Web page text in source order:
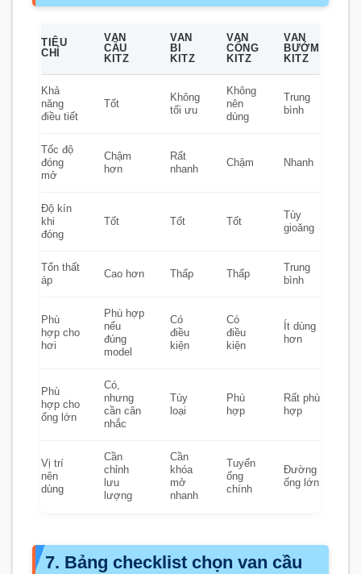
TIÊU
CHÍ
VAN
CẦU
KITZ
VAN
BI
KITZ
VAN
CỔNG
KITZ
VAN
BƯỚM
KITZ
Khả
năng
điều tiết
Tốt
Không
tối ưu
Không
nên
dùng
Trung
bình
Tốc độ
đóng
mở
Chậm
hơn
Rất
nhanh
Chậm Nhanh
Độ kín
khi
đóng
Tốt Tốt Tốt
Tùy
gioăng
Tổn thất
áp
Cao hơn Thấp Thấp
Trung
bình
Phù
hợp cho
hơi
Phù hợp
nếu
đúng
model
Có
điều
kiện
Có
điều
kiện
Ít dùng
hơn
Phù
hợp cho
ống lớn
Có,
nhưng
cần cân
nhắc
Tùy
loại
Phù
hợp
Rất phù
hợp
Vị trí
nên
dùng
Cần
chỉnh
lưu
lượng
Cần
khóa
mở
nhanh
Tuyến
ống
chính
Đường
ống lớn
7. Bảng checklist chọn van cầu